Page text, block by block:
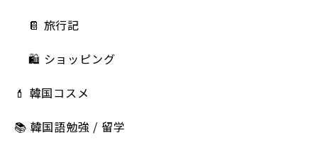
📔 旅行記
🛍️ ショッピング
💄 韓国コスメ
📚 韓国語勉強 / 留学